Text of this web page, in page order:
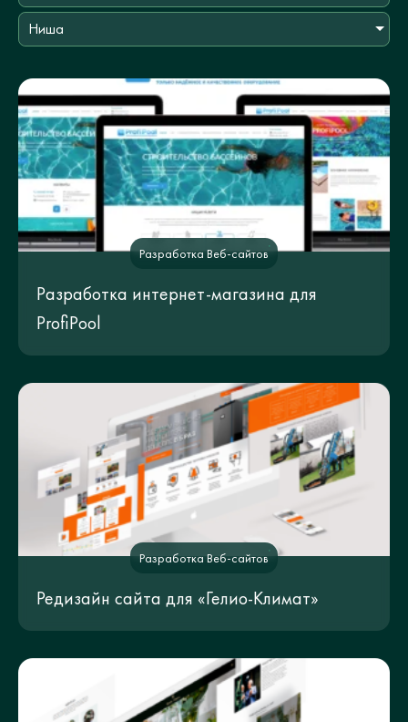
Ниша
Разработка Веб-сайтов
Разработка интернет-магазина для
ProfiPool
Разработка Веб-сайтов
Редизайн сайта для «Гелио-Климат»